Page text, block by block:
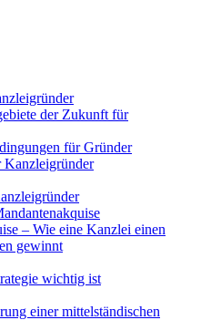
der Zukunft für
für Gründer
Kanzleigründer
– Wie eine Kanzlei einen
gewinnt
wichtig ist
einer mittelständischen